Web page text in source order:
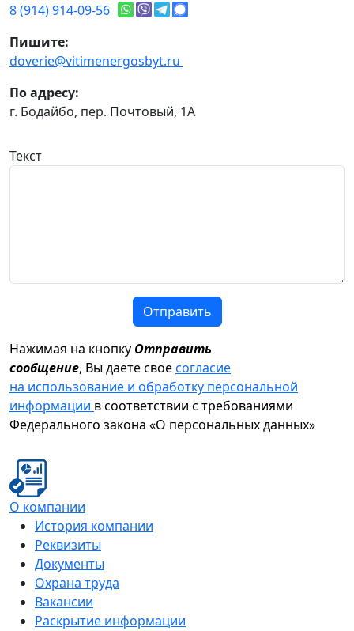
8 (914) 914-09-56
Пишите:
doverie@vitimenergosbyt.ru
По адресу:
г. Бодайбо, пер. Почтовый, 1А
Текст
Отправить
Нажимая на кнопку Отправить
сообщение, Вы даете своесогласие
на использование и обработку персональной
информации в соответствии с требованиями
Федерального закона «О персональных данных»
О компании
История компании
Реквизиты
Документы
Охрана труда
Вакансии
Раскрытие информации